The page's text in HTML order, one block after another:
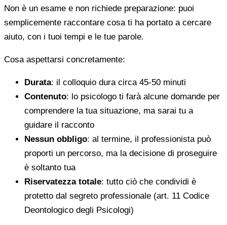
Non è un esame e non richiede preparazione: puoi
semplicemente raccontare cosa ti ha portato a cercare
aiuto, con i tuoi tempi e le tue parole.
Cosa aspettarsi concretamente:
Durata: il colloquio dura circa 45-50 minuti
Contenuto: lo psicologo ti farà alcune domande per
comprendere la tua situazione, ma sarai tu a
guidare il racconto
Nessun obbligo: al termine, il professionista può
proporti un percorso, ma la decisione di proseguire
è soltanto tua
Riservatezza totale: tutto ciò che condividi è
protetto dal segreto professionale (art. 11 Codice
Deontologico degli Psicologi)